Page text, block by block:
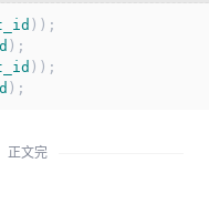
));
);
));
);
正文完